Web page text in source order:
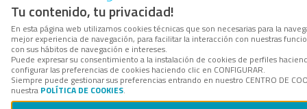
Tu contenido, tu privacidad!
En esta página web utilizamos cookies técnicas que son necesarias para la
mejor experiencia de navegación, para facilitar la interacción con nuestras
con sus hábitos de navegación e intereses.
Puede expresar su consentimiento a la instalación de cookies de perfiles
configurar las preferencias de cookies haciendo clic en CONFIGURAR.
Siempre puede gestionar sus preferencias entrando en nuestro CENTRO DE
nuestra POLÍTICA DE COOKIES.